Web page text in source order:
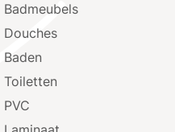
Badmeubels
Douches
Baden
Toiletten
PVC